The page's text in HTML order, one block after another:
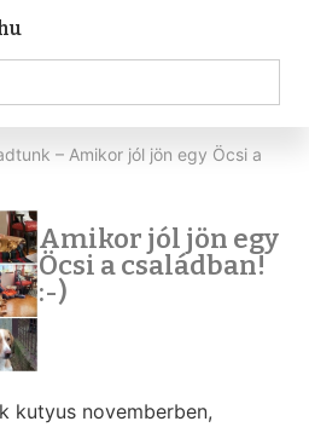
– Amikor jól jön egy Öcsi a
Amikor jól jön egy
Öcsi a családban!
:-)
kutyus novemberben,